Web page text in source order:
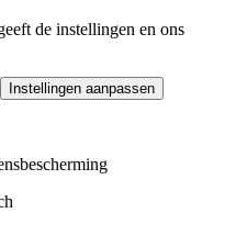
de instellingen en ons
Instellingen aanpassen